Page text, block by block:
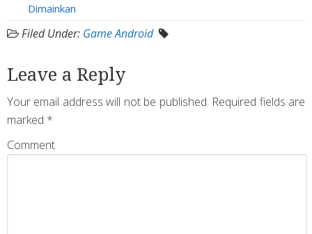
Dimainkan
Filed Under: Game Android
Leave a Reply
Your email address will not be published. Required fields are
marked *
Comment